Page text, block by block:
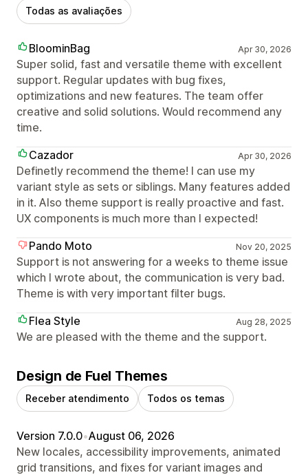
Todas as avaliações
BloominBag Apr 30, 2026
Super solid, fast and versatile theme with excellent
support. Regular updates with bug fixes,
optimizations and new features. The team offer
creative and solid solutions. Would recommend any
time.
Cazador
Apr 30, 2026
Definetly recommend the theme! I can use my
variant style as sets or siblings. Many features added
in it. Also theme support is really proactive and fast.
UX components is much more than I expected!
Pando Moto
Nov 20, 2025
Support is not answering for a weeks to theme issue
which I wrote about, the communication is very bad.
Theme is with very important filter bugs.
Flea Style
Aug 28, 2025
We are pleased with the theme and the support.
Design de Fuel Themes
Receber atendimento Todos os temas
Version 7.0.0•August 06, 2026
New locales, accessibility improvements, animated
grid transitions, and fixes for variant images and